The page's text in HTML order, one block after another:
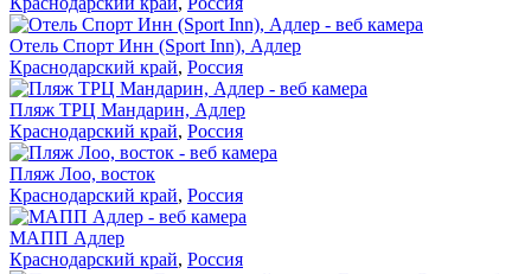
Отель Спорт Инн (Sport Inn), Адлер
Краснодарский край, Россия
Пляж ТРЦ Мандарин, Адлер
Краснодарский край, Россия
Пляж Лоо, восток
Краснодарский край, Россия
МАПП Адлер
Краснодарский край, Россия